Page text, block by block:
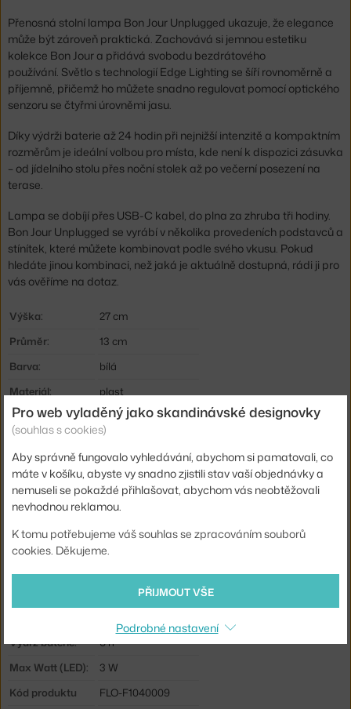
Přenosná stolní lampa Bon Jour Unplugged ukazuje, že elegance
může být zároveň praktická. Zachovává si jemnou estetiku
kolekce Bon Jour a přidává svobodu bezdrátového
používání. Světlo s technologií Edge Lighting se šíří rovnoměrně a
příjemně, přičemž ho můžete snadno regulovat pomocí optického
senzoru se čtyřmi úrovněmi jasu.
Díky výdrži baterie až 24 hodin při nejnižší intenzitě a kompaktním
rozměrům je ideální volbou pro místa, kde není k dispozici zásuvka
– od jídelního stolu přes noční stolek až po večerní posezení na
terase.
Lampa se dobíjí přes USB-C kabel, do plna za zhruba tři hodiny.
Bon Jour Unplugged se vyrábí v několika provedeních podstavců a
stínítek, které můžete kombinovat podle svého vkusu. Pokud
hledáte jinou kombinaci, než jaká je aktuálně dostupná, rádi ji pro
vás ověříme na dotaz.
Výška:
27 cm
Průměr:
13 cm
Barva:
bílá
Materiál:
plast
Krytí:
IP20
Světelný tok:
150 lm
Příkon:
3 W
Stmívatelné:
ano
ano, vestavěný
Výdrž baterie:
6 h
Max Watt (LED):
3 W
Kód produktu
FLO-F1040009
Pro web vyladěný jako skandinávské designovky
(souhlas s cookies)
Aby správně fungovalo vyhledávání, abychom si pamatovali, co
máte v košíku, abyste vy snadno zjistili stav vaší objednávky a
nemuseli se pokaždé přihlašovat, abychom vás neobtěžovali
nevhodnou reklamou.
K tomu potřebujeme váš souhlas se zpracováním souborů
cookies. Děkujeme.
PŘIJMOUT VŠE
Podrobné nastavení